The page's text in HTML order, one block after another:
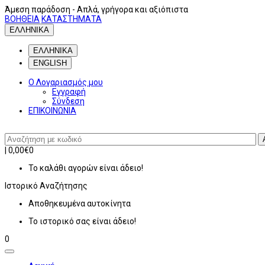
Άμεση παράδοση - Απλά, γρήγορα και αξιόπιστα
ΒΟΗΘΕΙΑ ΚΑΤΑΣΤΗΜΑΤΑ
ΕΛΛΗΝΙΚΑ
ΕΛΛΗΝΙΚΑ
ENGLISH
Ο Λογαριασμός μου
Εγγραφή
Σύνδεση
ΕΠΙΚΟΙΝΩΝΙΑ
0,00€0
Το καλάθι αγορών είναι άδειο!
Ιστορικό Αναζήτησης
Αποθηκευμένα αυτοκίνητα
Το ιστορικό σας είναι άδειο!
0